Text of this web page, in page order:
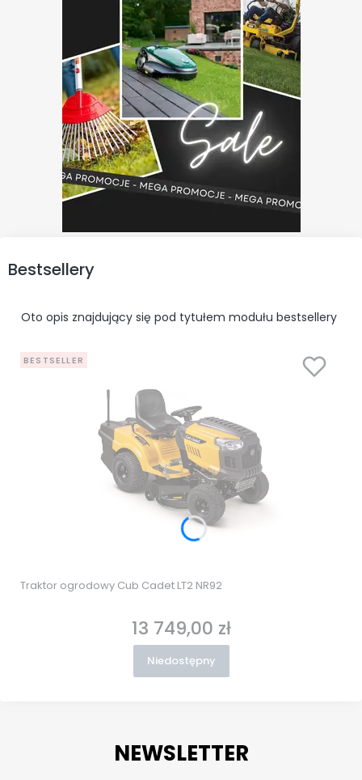
Bestsellery
Oto opis znajdujący się pod tytułem modułu bestsellery
BESTSELLER
Traktor ogrodowy Cub Cadet LT2 NR92
Cena
13 749,00 zł
Niedostępny
NEWSLETTER